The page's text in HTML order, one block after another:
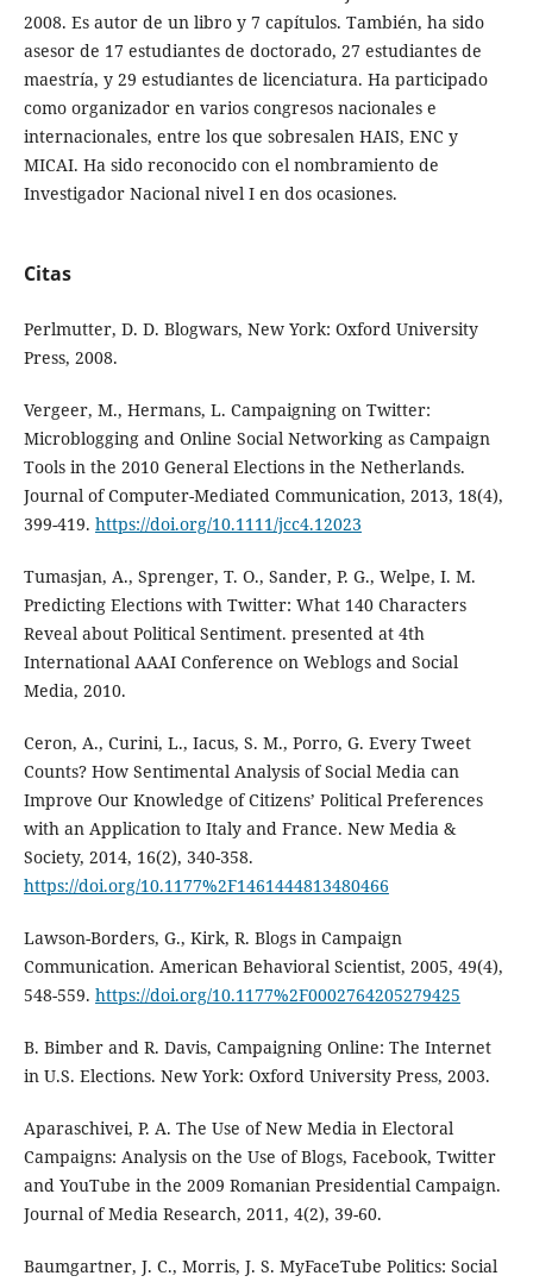
2008. Es autor de un libro y 7 capítulos. También, ha sido
asesor de 17 estudiantes de doctorado, 27 estudiantes de
maestría, y 29 estudiantes de licenciatura. Ha participado
como organizador en varios congresos nacionales e
internacionales, entre los que sobresalen HAIS, ENC y
MICAI. Ha sido reconocido con el nombramiento de
Investigador Nacional nivel I en dos ocasiones.
Citas
Perlmutter, D. D. Blogwars, New York: Oxford University
Press, 2008.
Vergeer, M., Hermans, L. Campaigning on Twitter:
Microblogging and Online Social Networking as Campaign
Tools in the 2010 General Elections in the Netherlands.
Journal of Computer-Mediated Communication, 2013, 18(4),
399-419. https://doi.org/10.1111/jcc4.12023
Tumasjan, A., Sprenger, T. O., Sander, P. G., Welpe, I. M.
Predicting Elections with Twitter: What 140 Characters
Reveal about Political Sentiment. presented at 4th
International AAAI Conference on Weblogs and Social
Media, 2010.
Ceron, A., Curini, L., Iacus, S. M., Porro, G. Every Tweet
Counts? How Sentimental Analysis of Social Media can
Improve Our Knowledge of Citizens’ Political Preferences
with an Application to Italy and France. New Media &
Society, 2014, 16(2), 340-358.
https://doi.org/10.1177%2F1461444813480466
Lawson-Borders, G., Kirk, R. Blogs in Campaign
Communication. American Behavioral Scientist, 2005, 49(4),
548-559. https://doi.org/10.1177%2F0002764205279425
B. Bimber and R. Davis, Campaigning Online: The Internet
in U.S. Elections. New York: Oxford University Press, 2003.
Aparaschivei, P. A. The Use of New Media in Electoral
Campaigns: Analysis on the Use of Blogs, Facebook, Twitter
and YouTube in the 2009 Romanian Presidential Campaign.
Journal of Media Research, 2011, 4(2), 39-60.
Baumgartner, J. C., Morris, J. S. MyFaceTube Politics: Social